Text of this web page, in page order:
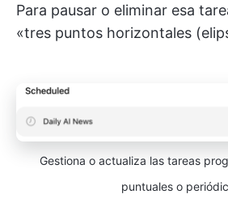
Para pausar o eliminar esa
«tres puntos horizontales
Gestiona o actualiza las tareas
puntuales o